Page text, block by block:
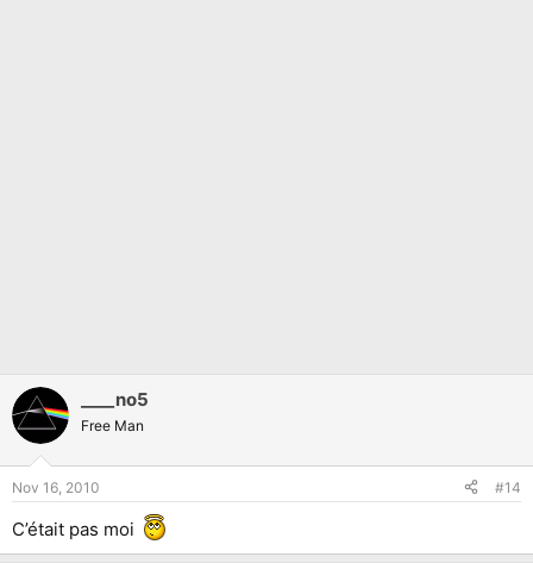
____no5
Free Man
Nov 16, 2010 #14
C’était pas moi